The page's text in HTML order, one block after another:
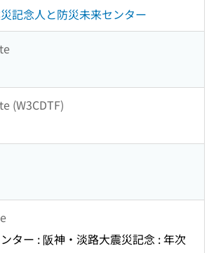
記念人と防災未来センター
(W3CDTF)
ター : 阪神・淡路大震災記念 : 年次